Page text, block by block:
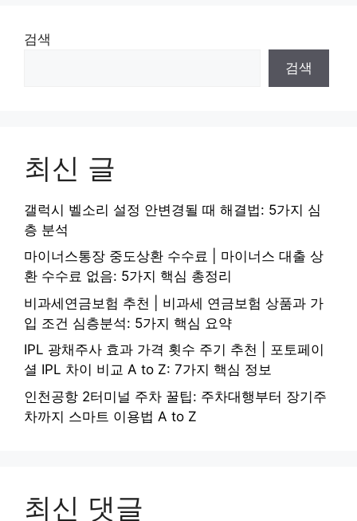
검색
검색
최신 글
갤럭시 벨소리 설정 안변경될 때 해결법: 5가지 심
층 분석
마이너스통장 중도상환 수수료 | 마이너스 대출 상
환 수수료 없음: 5가지 핵심 총정리
비과세연금보험 추천 | 비과세 연금보험 상품과 가
입 조건 심층분석: 5가지 핵심 요약
IPL 광채주사 효과 가격 횟수 주기 추천 | 포토페이
셜 IPL 차이 비교 A to Z: 7가지 핵심 정보
인천공항 2터미널 주차 꿀팁: 주차대행부터 장기주
차까지 스마트 이용법 A to Z
최신 댓글